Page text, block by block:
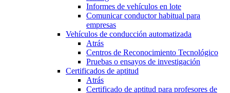
Informes de vehículos en lote
Comunicar conductor habitual para
empresas
Vehículos de conducción automatizada
Atrás
Centros de Reconocimiento Tecnológico
Pruebas o ensayos de investigación
Certificados de aptitud
Atrás
Certificado de aptitud para profesores de